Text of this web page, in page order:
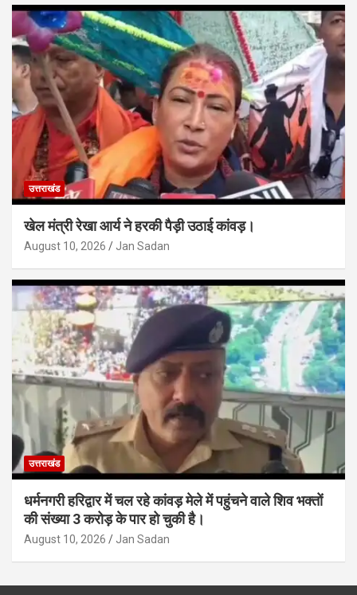
उत्तराखंड
खेल मंत्री रेखा आर्य ने हरकी पैड़ी उठाई कांवड़।
August 10, 2026 Jan Sadan
उत्तराखंड
धर्मनगरी हरिद्वार में चल रहे कांवड़ मेले में पहुंचने वाले शिव भक्तों
की संख्या 3 करोड़ के पार हो चुकी है।
August 10, 2026 Jan Sadan